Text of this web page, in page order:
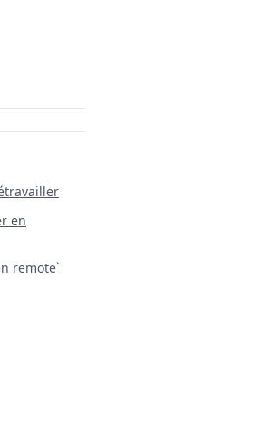
en
remote`